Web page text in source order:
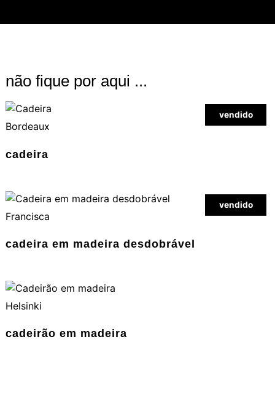
não fique por aqui ...
Bordeaux
cadeira
vendido
Francisca
cadeira em madeira desdobrável
vendido
Helsinki
cadeirão em madeira